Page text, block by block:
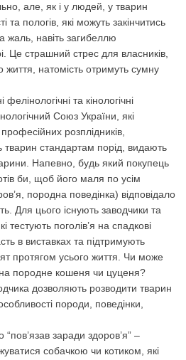
але, як і у людей, у тварин
та пологів, які можуть закінчитись
жаль, навіть загибеллю
Це страшний стрес для власників,
життя, натомість отримуть сумну
фелінологічні та кінологічні
Союз України, які
розплідників,
тварин стандартам порід, видають
Напевно, будь який покупець
би, щоб його маля по усім
породна поведінка) відповідало
Для цього існують заводчики та
тестують поголів’я на спадкові
в виставках та підтримують
протягом усього життя. Чи може
породне кошеня чи цуценя?
дозволяють розводити тварин
породи, поведінки,
заради здоров’я” –
собачкою чи котиком, які